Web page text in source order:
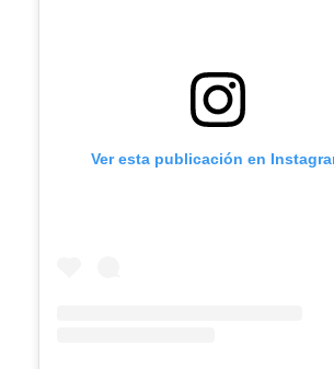
Ver esta publicación en